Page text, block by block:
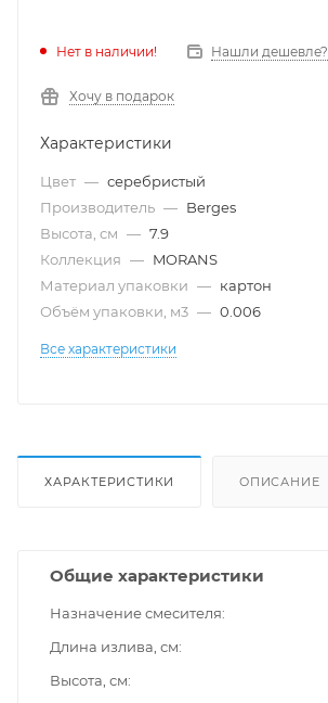
Нет в наличии! Нашли дешевле?
Хочу в подарок
Характеристики
Цвет — серебристый
Производитель — Berges
Высота, см — 7.9
Коллекция — MORANS
Материал упаковки — картон
Объём упаковки, м3 — 0.006
Все характеристики
ХАРАКТЕРИСТИКИ ОПИСАНИЕ
Общие характеристики
Назначение смесителя
Длина излива, см
Высота, см